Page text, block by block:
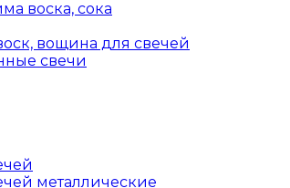
воска, сока
вощина для свечей
свечи
металлические